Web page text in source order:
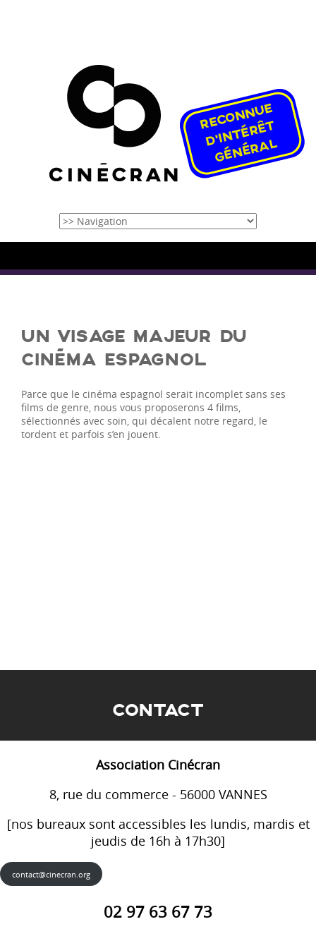
UN VISAGE MAJEUR DU
CINÉMA ESPAGNOL
Parce que le cinéma espagnol serait incomplet sans ses
films de genre, nous vous proposerons 4 films,
sélectionnés avec soin, qui décalent notre regard, le
tordent et parfois s’en jouent.
CONTACT
Association Cinécran
8, rue du commerce - 56000 VANNES
[nos bureaux sont accessibles les lundis, mardis et
jeudis de 16h à 17h30]
contact@cinecran.org
02 97 63 67 73